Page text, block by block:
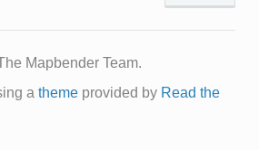
Mapbender Team.
a themeprovided by Read the